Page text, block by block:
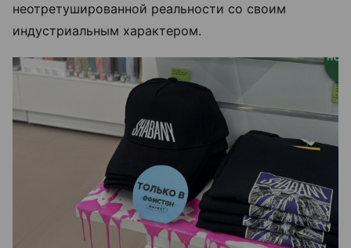
неотретушированной реальности со своим
индустриальным характером.